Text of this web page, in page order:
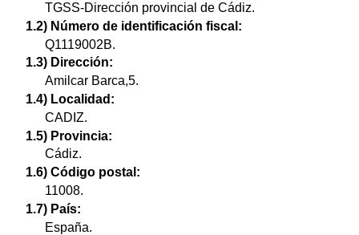
TGSS-Dirección provincial de Cádiz.
1.2) Número de identificación fiscal:
Q1119002B.
1.3) Dirección:
Amilcar Barca,5.
1.4) Localidad:
CADIZ.
1.5) Provincia:
Cádiz.
1.6) Código postal:
11008.
1.7) País:
España.